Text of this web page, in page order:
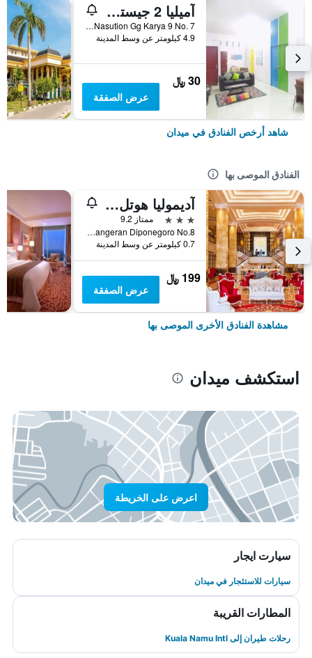
آميليا 2 جيستهاوس
Jl. A.H. Nasution Gg Karya 9 No. 7, ميدان, إندونيسيا
4.9 كيلومتر عن وسط المدينة
30 ﷼
عرض الصفقة
شاهد أرخص الفنادق في ميدان
الفنادق الموصى بها
آديموليا هوتل ميدان
3 نجوم
ممتاز 9.2
Jalan Pangeran Diponegoro No.8, ميدان, إندونيسيا
0.7 كيلومتر عن وسط المدينة
199 ﷼
عرض الصفقة
مشاهدة الفنادق الأخرى الموصى بها
استكشف ميدان
اعرض على الخريطة
سيارت ايجار
سيارات للاستئجار في ميدان
المطارات القريبة
رحلات طيران إلى Kuala Namu Intl